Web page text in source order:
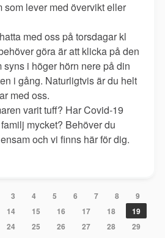
som lever med övervikt eller
med oss på torsdagar kl
göra är att klicka på den
i höger hörn nere på din
i gång. Naturligtvis är du helt
med oss.
varit tuff? Har Covid-19
mycket? Behöver du
och vi finns här för dig.
3 4 5 6 7 8
9
14 15 16 17 18
19
24 25 26 27 28
29